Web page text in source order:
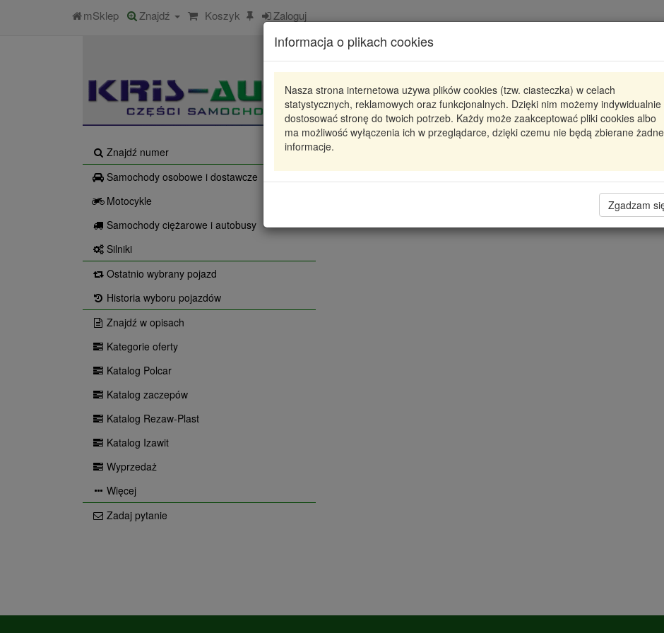
mSklep Znajdź Koszyk Zaloguj
Informacja o plikach cookies
Nasza strona internetowa używa plików cookies (tzw. ciasteczka) w celach
statystycznych, reklamowych oraz funkcjonalnych. Dzięki nim możemy indywidualnie
dostosować stronę do twoich potrzeb. Każdy może zaakceptować pliki cookies albo
ma możliwość wyłączenia ich w przeglądarce, dzięki czemu nie będą zbierane żadne
informacje.
Zgadzam
Znajdź numer
Samochody osobowe i dostawcze
Motocykle
Samochody ciężarowe i autobusy
Silniki
Ostatnio wybrany pojazd
Historia wyboru pojazdów
Znajdź w opisach
Kategorie oferty
Katalog Polcar
Katalog zaczepów
Katalog Rezaw-Plast
Katalog Izawit
Wyprzedaż
Więcej
Zadaj pytanie
Karta produktu
CCS-PL-039 NTY NTY
SKRAPLACZ KLIMATYZACJI MERIVA A (03-) 1.4 I
Radzyń 0